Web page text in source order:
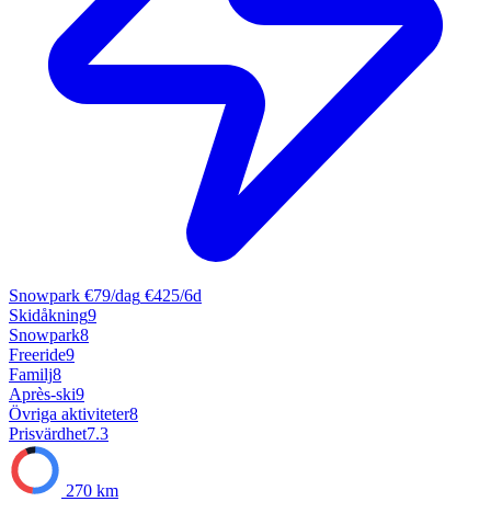
Snowpark €79/dag €425/6d
Skidåkning9
Snowpark8
Freeride9
Familj8
Après-ski9
Övriga aktiviteter8
Prisvärdhet7.3
270 km